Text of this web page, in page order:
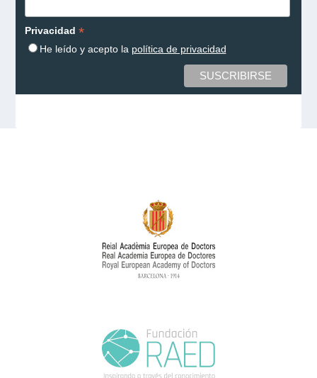
Privacidad *
He leído y acepto la política de privacidad